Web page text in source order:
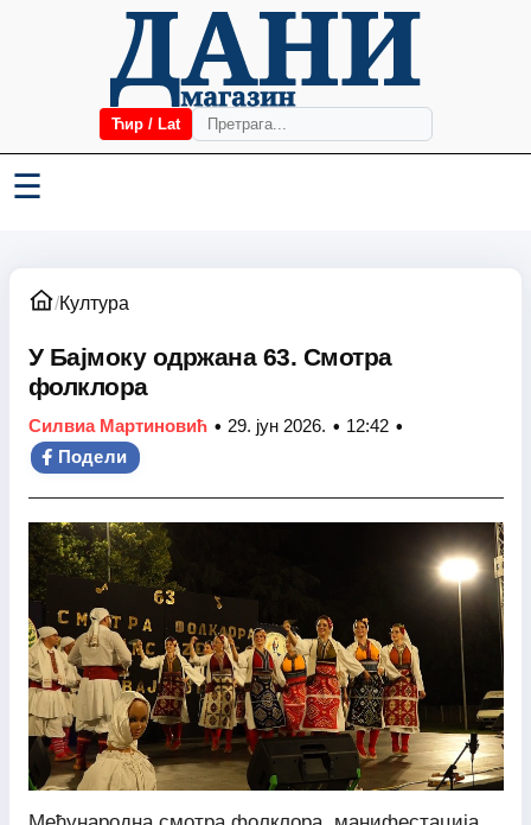
Ћир / Lat
☰
/Култура
У Бајмоку одржана 63. Смотра
фолклора
Силвиа Мартиновић • 29. јун 2026. • 12:42 •
Подели